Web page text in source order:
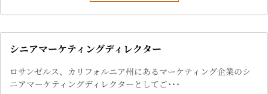
シニアマーケティングディレクター
ロサンゼルス、カリフォルニア州にあるマーケティング企業のシ
ニアマーケティングディレクターとしてご･･･